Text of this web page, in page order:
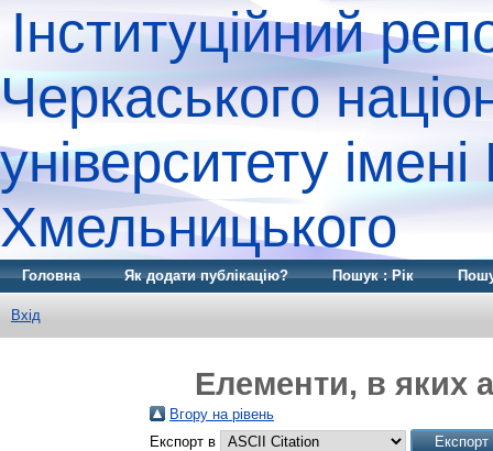
Інституційний
Черкаського
університету
Хмельницького
Головна Як додати публікацію? Пошук : Рік
Вхід
Елементи, в яких
Вгору на рівень
Експорт в